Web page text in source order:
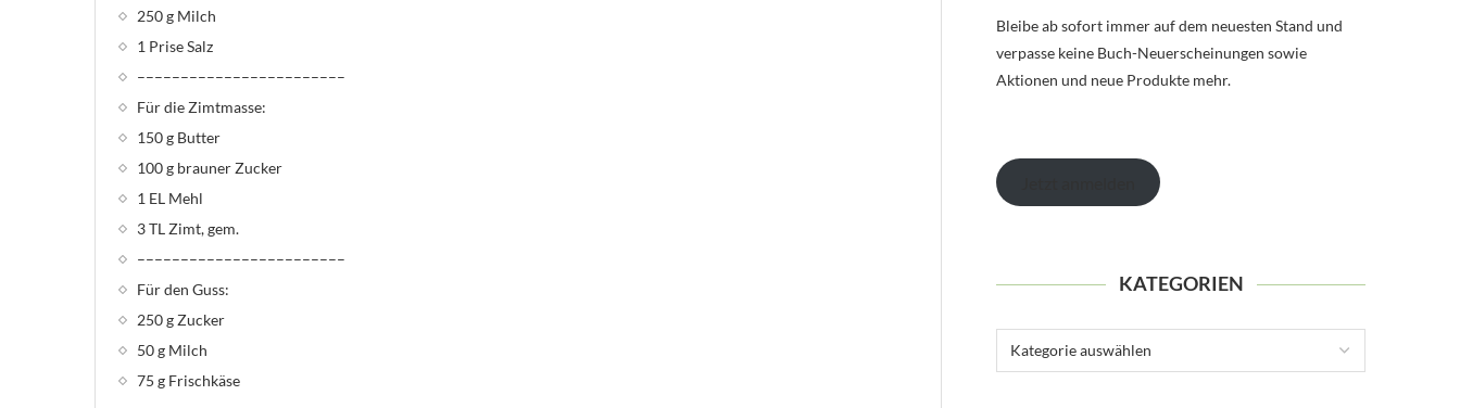
250 g Milch
1 Prise Salz
––––––––––––––––––––––––
Für die Zimtmasse:
150 g Butter
100 g brauner Zucker
1 EL Mehl
3 TL Zimt, gem.
––––––––––––––––––––––––
Für den Guss:
250 g Zucker
50 g Milch
75 g Frischkäse
Bleibe ab sofort immer auf dem neuesten Stand und
verpasse keine Buch-Neuerscheinungen sowie
Aktionen und neue Produkte mehr.
KATEGORIEN